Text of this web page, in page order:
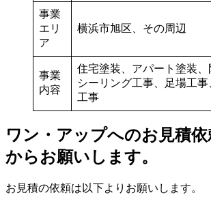
事業
エリ
ア
横浜市旭区、その周辺
事業
内容
住宅塗装、アパート塗装、
シーリング工事、足場工
工事
ワン・アップへのお見積
からお願いします。
お見積の依頼は以下よりお願いします。